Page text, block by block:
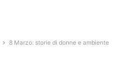
‍8 Marzo: storie di donne e ambiente